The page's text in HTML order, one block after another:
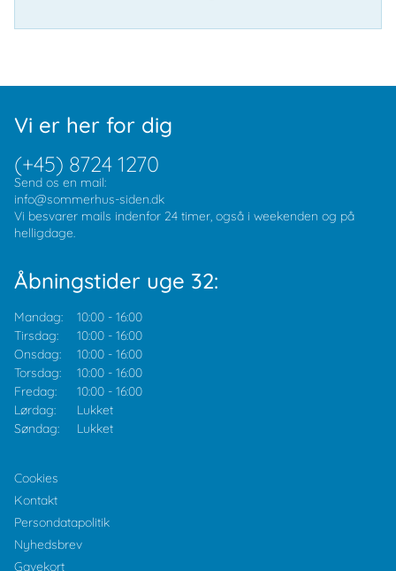
Vi er her for dig
(+45) 8724 1270
Send os en mail:
info@sommerhus-siden.dk
Vi besvarer mails indenfor 24 timer, også i weekenden og på
helligdage.
Åbningstider uge 32:
Mandag: 10:00 - 16:00
Tirsdag:
10:00 - 16:00
Onsdag:
10:00 - 16:00
Torsdag:
10:00 - 16:00
Fredag:
10:00 - 16:00
Lørdag:
Lukket
Søndag:
Lukket
Cookies
Kontakt
Persondatapolitik
Nyhedsbrev
Gavekort